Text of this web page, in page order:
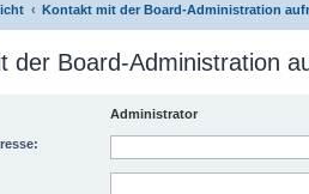
Kontakt mit der Board-Administration
der Board-Administration
Administrator